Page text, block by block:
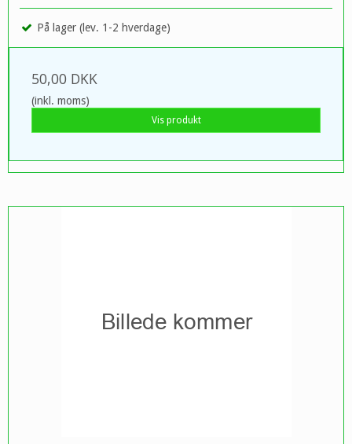
På lager (lev. 1-2 hverdage)
50,00 DKK
(inkl. moms)
Vis produkt